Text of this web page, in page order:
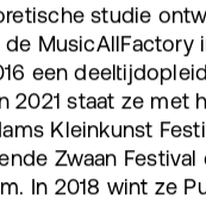
studie
MusicAllFactory
een
2021 staat ze met
Kleinkunst
Zwaan
In 2018 wint ze